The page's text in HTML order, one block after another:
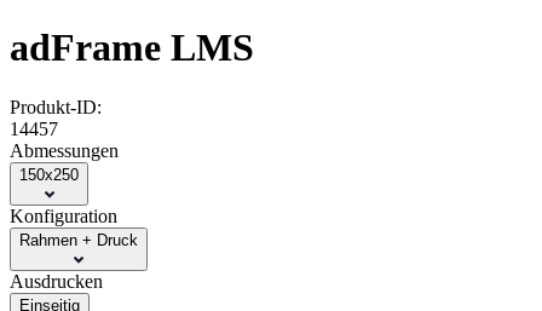
adFrame LMS
Produkt-ID:
14457
Abmessungen
150x250
Konfiguration
Rahmen + Druck
Ausdrucken
Einseitig